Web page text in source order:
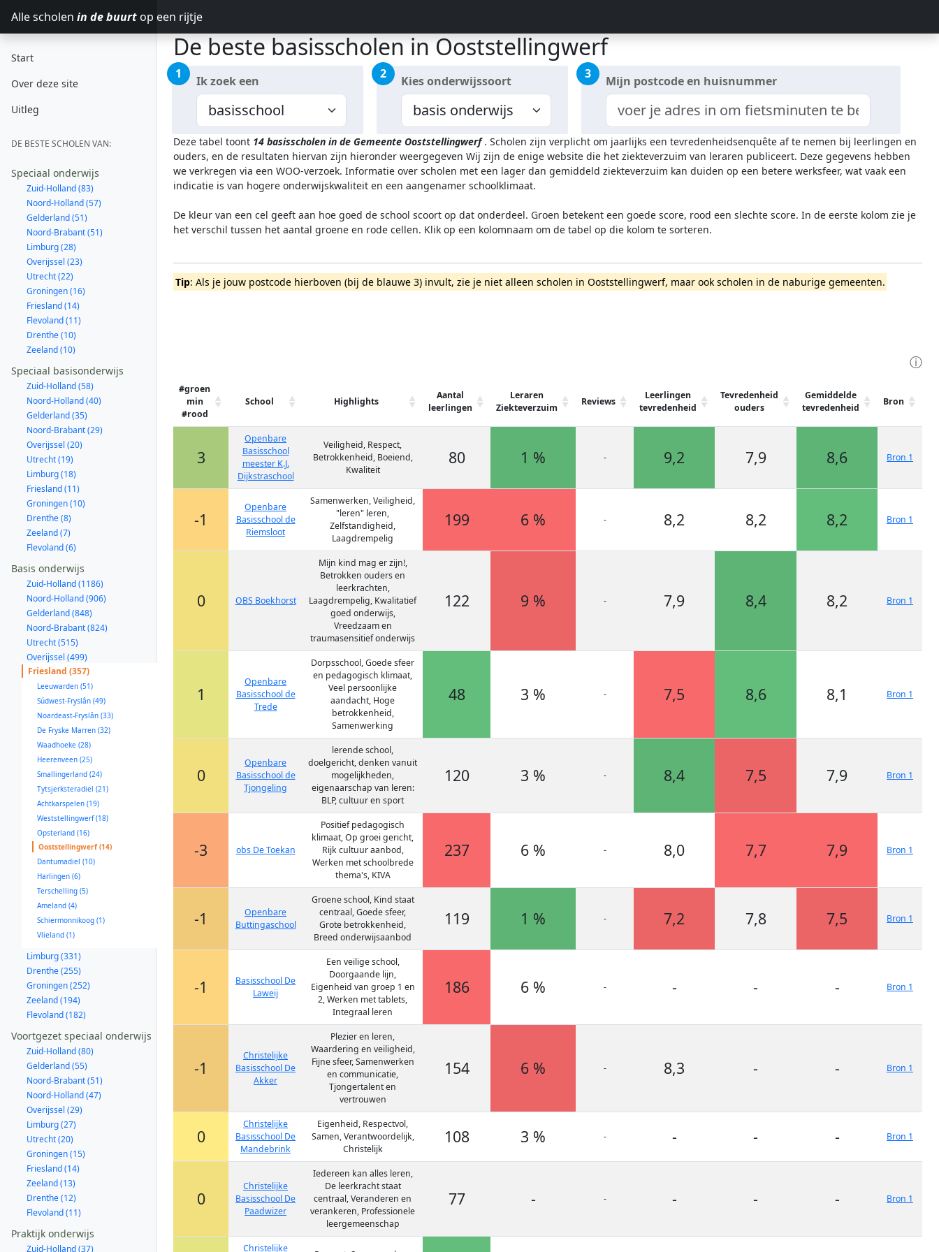
Alle scholen in de buurt op een rijtje
Start
Over deze site
Uitleg
DE BESTE SCHOLEN VAN:
Speciaal onderwijs
Zuid-Holland (83)
Noord-Holland (57)
Gelderland (51)
Noord-Brabant (51)
Limburg (28)
Overijssel (23)
Utrecht (22)
Groningen (16)
Friesland (14)
Flevoland (11)
Drenthe (10)
Zeeland (10)
Speciaal basisonderwijs
Zuid-Holland (58)
Noord-Holland (40)
Gelderland (35)
Noord-Brabant (29)
Overijssel (20)
Utrecht (19)
Limburg (18)
Friesland (11)
Groningen (10)
Drenthe (8)
Zeeland (7)
Flevoland (6)
Basis onderwijs
Zuid-Holland (1186)
Noord-Holland (906)
Gelderland (848)
Noord-Brabant (824)
Utrecht (515)
Overijssel (499)
Friesland (357)
Leeuwarden (51)
Súdwest-Fryslân (49)
Noardeast-Fryslân (33)
De Fryske Marren (32)
Waadhoeke (28)
Heerenveen (25)
Smallingerland (24)
Tytsjerksteradiel (21)
Achtkarspelen (19)
Weststellingwerf (18)
Opsterland (16)
Ooststellingwerf (14)
Dantumadiel (10)
Harlingen (6)
Terschelling (5)
Ameland (4)
Schiermonnikoog (1)
Vlieland (1)
Limburg (331)
Drenthe (255)
Groningen (252)
Zeeland (194)
Flevoland (182)
Voortgezet speciaal onderwijs
Zuid-Holland (80)
Gelderland (55)
Noord-Brabant (51)
Noord-Holland (47)
Overijssel (29)
Limburg (27)
Utrecht (20)
Groningen (15)
Friesland (14)
Zeeland (13)
Drenthe (12)
Flevoland (11)
Praktijk onderwijs
Zuid-Holland (37)
De beste basisscholen in Ooststellingwerf
1 Ik zoek een 2 Kies onderwijssoort 3 Mijn postcode en huisnummer
Deze tabel toont 14 basisscholen in de Gemeente Ooststellingwerf . Scholen zijn verplicht om jaarlijks een tevredenheidsenquête af te nemen bij leerlingen en
ouders, en de resultaten hiervan zijn hieronder weergegeven Wij zijn de enige website die het ziekteverzuim van leraren publiceert. Deze gegevens hebben
we verkregen via een WOO-verzoek. Informatie over scholen met een lager dan gemiddeld ziekteverzuim kan duiden op een betere werksfeer, wat vaak een
indicatie is van hogere onderwijskwaliteit en een aangenamer schoolklimaat.
De kleur van een cel geeft aan hoe goed de school scoort op dat onderdeel. Groen betekent een goede score, rood een slechte score. In de eerste kolom zie je
het verschil tussen het aantal groene en rode cellen. Klik op een kolomnaam om de tabel op die kolom te sorteren.
Tip: Als je jouw postcode hierboven (bij de blauwe 3) invult, zie je niet alleen scholen in Ooststellingwerf, maar ook scholen in de naburige gemeenten.
ⓘ
#groen
min
#rood
School Highlights
Aantal
leerlingen
Leraren
Ziekteverzuim
Reviews
Leerlingen
tevredenheid
Tevredenheid
ouders
Gemiddelde
tevredenheid
Bron
3
Openbare
Basisschool
meester K.J.
Dijkstraschool
Veiligheid, Respect,
Betrokkenheid, Boeiend,
Kwaliteit
80 1 % - 9,2 7,9 8,6 Bron 1
-1
Openbare
Basisschool de
Riemsloot
Samenwerken, Veiligheid,
"leren" leren,
Zelfstandigheid,
Laagdrempelig
199 6 % - 8,2 8,2 8,2 Bron 1
0 OBS Boekhorst
Mijn kind mag er zijn!,
Betrokken ouders en
leerkrachten,
Laagdrempelig, Kwalitatief
goed onderwijs,
Vreedzaam en
traumasensitief onderwijs
122 9 % - 7,9 8,4 8,2 Bron 1
1
Openbare
Basisschool de
Trede
Dorpsschool, Goede sfeer
en pedagogisch klimaat,
Veel persoonlijke
aandacht, Hoge
betrokkenheid,
Samenwerking
48 3 % - 7,5 8,6 8,1 Bron 1
0
Openbare
Basisschool de
Tjongeling
lerende school,
doelgericht, denken vanuit
mogelijkheden,
eigenaarschap van leren:
BLP, cultuur en sport
120 3 % - 8,4 7,5 7,9 Bron 1
-3 obs De Toekan
Positief pedagogisch
klimaat, Op groei gericht,
Rijk cultuur aanbod,
Werken met schoolbrede
thema's, KIVA
237 6 % - 8,0 7,7 7,9 Bron 1
-1
Openbare
Buttingaschool
Groene school, Kind staat
centraal, Goede sfeer,
Grote betrokkenheid,
Breed onderwijsaanbod
119 1 % - 7,2 7,8 7,5 Bron 1
-1
Basisschool De
Laweij
Een veilige school,
Doorgaande lijn,
Eigenheid van groep 1 en
2, Werken met tablets,
Integraal leren
186 6 % - - - - Bron 1
-1
Christelijke
Basisschool De
Akker
Plezier en leren,
Waardering en veiligheid,
Fijne sfeer, Samenwerken
en communicatie,
Tjongertalent en
vertrouwen
154 6 % - 8,3 - - Bron 1
0
Christelijke
Basisschool De
Mandebrink
Eigenheid, Respectvol,
Samen, Verantwoordelijk,
Christelijk
108 3 % - - - - Bron 1
0
Christelijke
Basisschool De
Paadwizer
Iedereen kan alles leren,
De leerkracht staat
centraal, Veranderen en
verankeren, Professionele
leergemeenschap
77 - - - - - Bron 1
Christelijke